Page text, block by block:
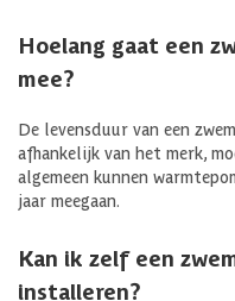
Hoelang gaat een
mee?
De levensduur van een
afhankelijk van het merk,
algemeen kunnen
jaar meegaan.
Kan ik zelf een
installeren?